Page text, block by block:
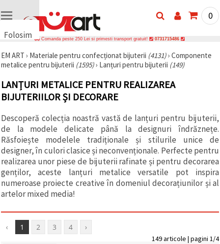
Folosim
uri
🍪 Folosim
și
tehnologii
similare
asigura
funcționarea
corectă a
site-ului,
pentru a vă
îmbunătăți
experiența
și, cu
acordul
dumneavoastră,
pentru a
traficul și a
afișa
conținut și
reclame
0
Comanda peste 250 Lei si primesti transport gratuit! 0731715486
EM ART › Materiale pentru confecționat bijuterii (4131)› Componente
metalice pentru bijuterii (1595)› Lanțuri pentru bijuterii (149)
LANȚURI METALICE PENTRU REALIZAREA
BIJUTERIILOR ȘI DECORARE
Descoperă colecția noastră vastă de lanțuri pentru bijuterii,
de la modele delicate până la designuri îndrăznețe.
Răsfoiește modelele tradiționale și stilurile unice de
designer, în culori clasice și neconvenționale. Perfecte pentru
realizarea unor piese de bijuterii rafinate și pentru decorarea
genților, aceste lanțuri metalice versatile pot inspira
numeroase proiecte creative în domeniul decorațiunilor și al
artelor mixed media!
‹ 1 2 3 4 ›
149 articole | pagini 1/4